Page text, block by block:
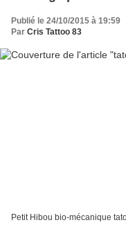
Publié le 24/10/2015 à 19:59
Par Cris Tattoo 83
Petit Hibou bio-mécanique